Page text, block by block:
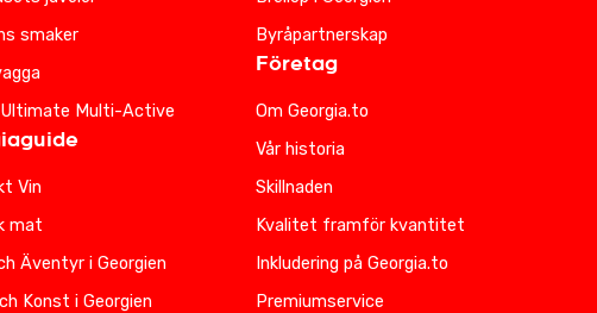
smaker
Ultimate Multi-Active
Vin
mat
Äventyr i Georgien
Konst i Georgien
Byråpartnerskap
Företag
Om Georgia.to
Vår historia
Skillnaden
Kvalitet framför kvantitet
Inkludering på Georgia.to
Premiumservice